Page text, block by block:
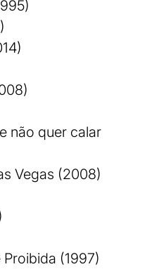
não quer calar
Vegas (2008)
(1997)